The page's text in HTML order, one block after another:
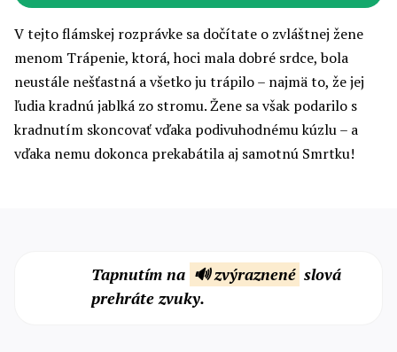
V tejto flámskej rozprávke sa dočítate o zvláštnej žene
menom Trápenie, ktorá, hoci mala dobré srdce, bola
neustále nešťastná a všetko ju trápilo – najmä to, že jej
ľudia kradnú jablká zo stromu. Žene sa však podarilo s
kradnutím skoncovať vďaka podivuhodnému kúzlu – a
vďaka nemu dokonca prekabátila aj samotnú Smrtku!
Tapnutím na 🔊 zvýraznené slová
prehráte zvuky.